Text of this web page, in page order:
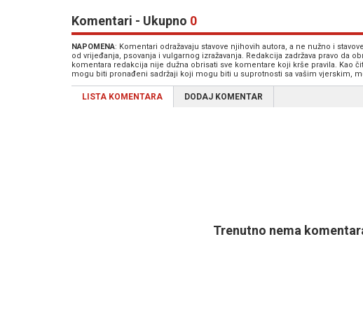
Komentari - Ukupno 0
NAPOMENA: Komentari odražavaju stavove njihovih autora, a ne nužno i
od vrijeđanja, psovanja i vulgarnog izražavanja. Redakcija zadržava pravo da
komentara redakcija nije dužna obrisati sve komentare koji krše pravila. Kao
mogu biti pronađeni sadržaji koji mogu biti u suprotnosti sa vašim vjerskim,
LISTA KOMENTARA DODAJ KOMENTAR
Trenutno nema